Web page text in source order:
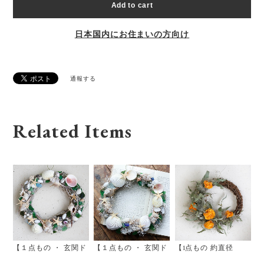
Add to cart
日本国内にお住まいの方向け
通報する
Related Items
【１点もの ・ 玄関ド
【１点もの ・ 玄関ド
【1点もの 約直径